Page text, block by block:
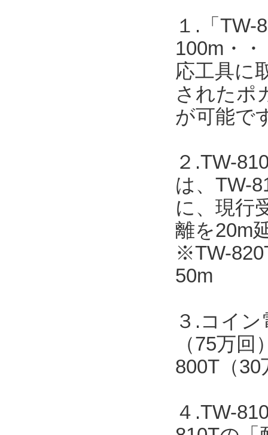
１.「TW-
100m・
応工具に
されたポ
が可能で
２.TW-
は、TW-
に、現行
離を20m
※TW-
50m
３.コイ
（75万
800T（
４.TW-